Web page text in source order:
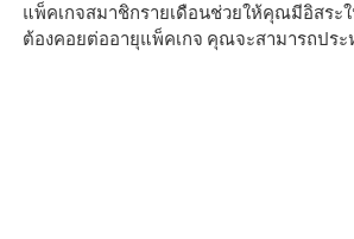
แพ็คเกจสมาชิกรายเดือนช่วยให้คุณมีอิสระ
ต้องคอยต่ออายุแพ็คเกจ คุณจะสามารถปร